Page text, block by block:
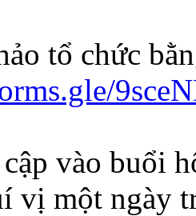
tổ chức
vào buổi
vị một ngày